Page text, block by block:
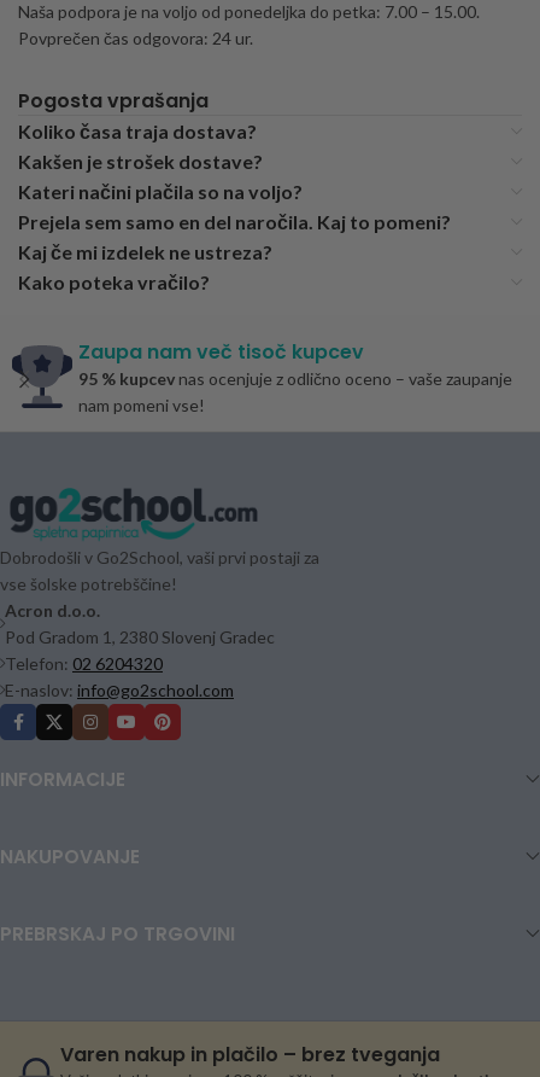
Naša podpora je na voljo od ponedeljka do petka: 7.00 – 15.00.
Povprečen čas odgovora: 24 ur.
Pogosta vprašanja
Koliko časa traja dostava?
Kakšen je strošek dostave?
Kateri načini plačila so na voljo?
Prejela sem samo en del naročila. Kaj to pomeni?
Kaj če mi izdelek ne ustreza?
Kako poteka vračilo?
Zaupa nam več tisoč kupcev
95 % kupcev nas ocenjuje z odlično oceno – vaše zaupanje
nam pomeni vse!
Dobrodošli v Go2School, vaši prvi postaji za
vse šolske potrebščine!
Acron d.o.o.
Pod Gradom 1, 2380 Slovenj Gradec
Telefon: 02 6204320
E-naslov: info@go2school.com
INFORMACIJE
NAKUPOVANJE
PREBRSKAJ PO TRGOVINI
Varen nakup in plačilo – brez tveganja